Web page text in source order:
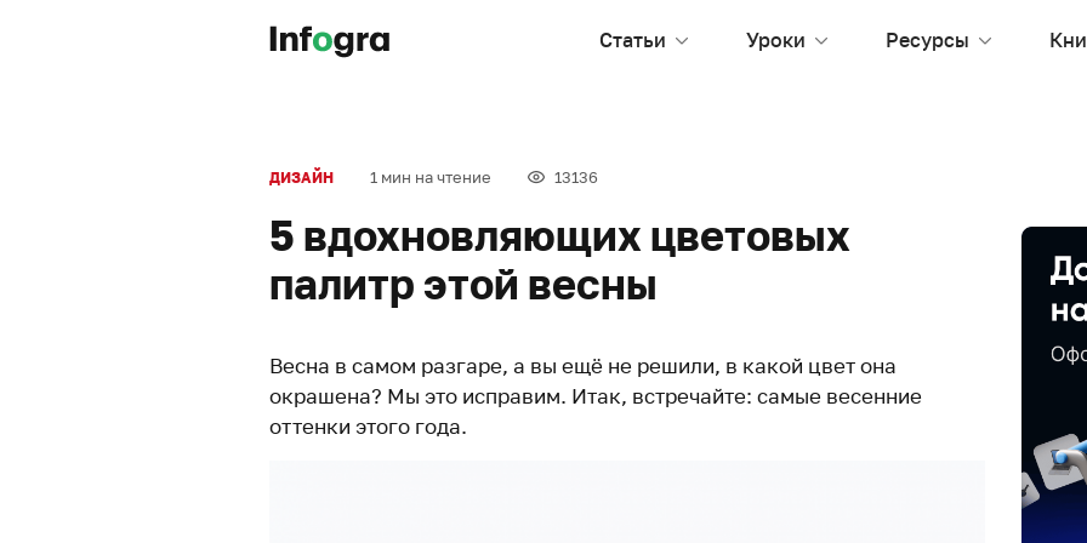
Статьи Уроки Ресурсы
ДИЗАЙН 1 мин на чтение 13136
5 вдохновляющих цветовых
палитр этой весны
Весна в самом разгаре, а вы ещё не решили, в какой цвет она
окрашена? Мы это исправим. Итак, встречайте: самые весенние
оттенки этого года.